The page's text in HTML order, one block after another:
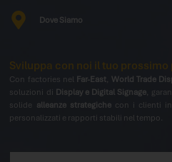
Dove Siamo
Con factories nel Far-East, World Trade
soluzioni di Display e Digital Signage,
solide alleanze strategichecon i clienti in
personalizzati e rapporti stabili nel tempo.
Sviluppa con noi il tuo prossimo